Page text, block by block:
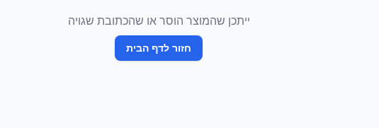
ייתכן שהמוצר הוסר או שהכתובת שגויה
חזור לדף הבית